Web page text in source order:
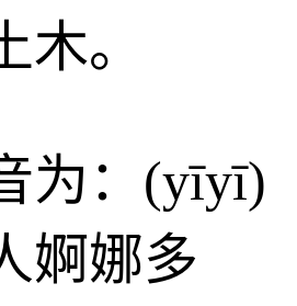
木。
为：(yīyī)
婀娜多